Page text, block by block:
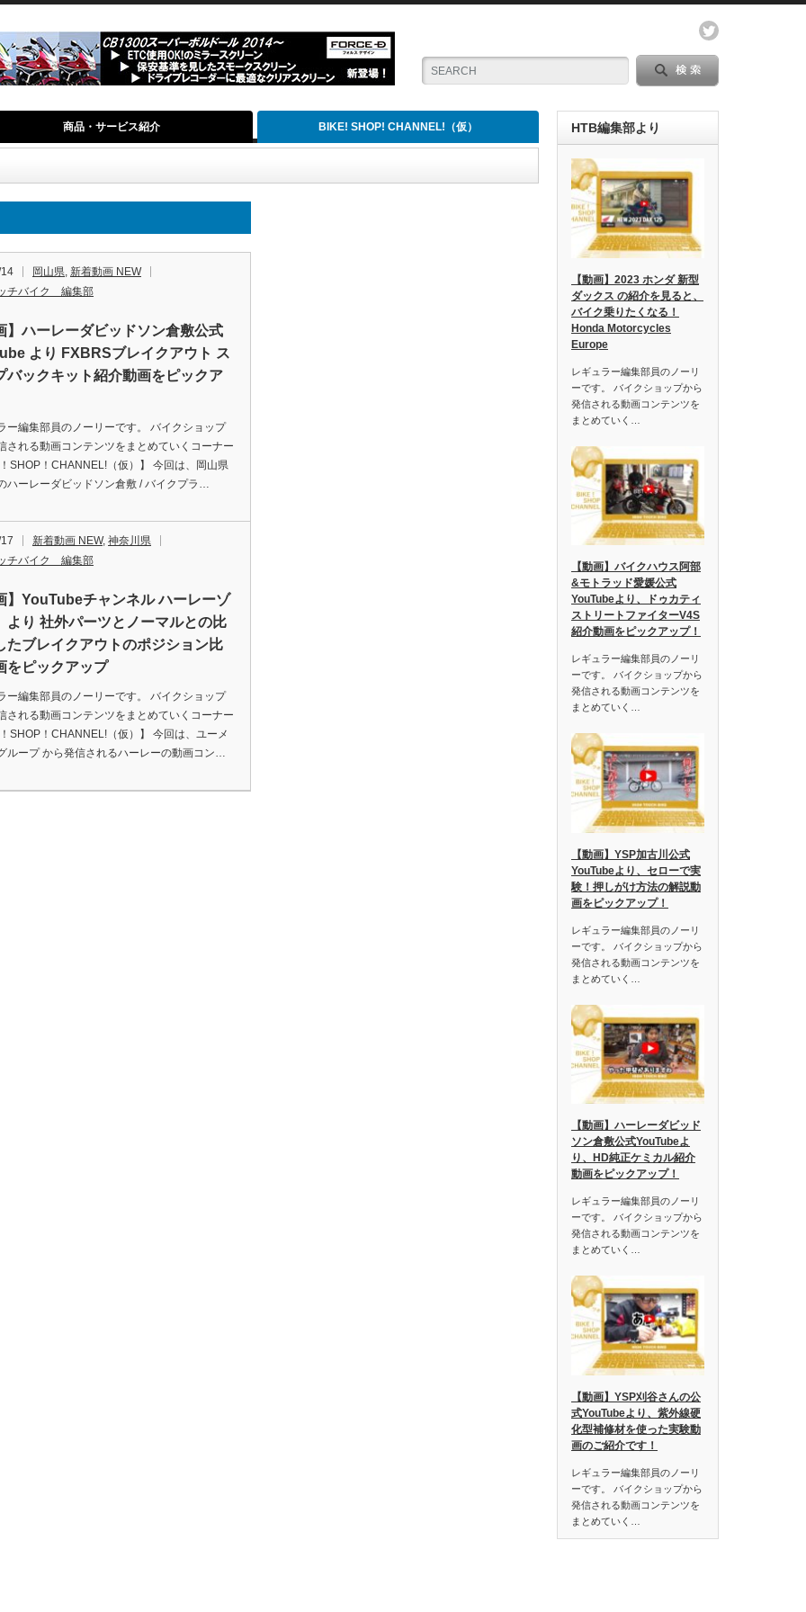
商品・サービス紹介 BIKE! SHOP! CHANNEL!（仮）
岡山県, 新着動画 NEW
チバイク 編集部
】ハーレーダビッドソン倉敷公式
より FXBRSブレイクアウト ス
バックキット紹介動画をピックア
ー編集部員のノーリーです。 バイクショップ
される動画コンテンツをまとめていくコーナー
！SHOP！CHANNEL!（仮）】 今回は、岡山県
ハーレーダビッドソン倉敷 / バイクプラ…
新着動画 NEW, 神奈川県
チバイク 編集部
】YouTubeチャンネル ハーレーゾ
り 社外パーツとノーマルとの比
たブレイクアウトのポジション比
をピックアップ
ー編集部員のノーリーです。 バイクショップ
される動画コンテンツをまとめていくコーナー
！SHOP！CHANNEL!（仮）】 今回は、ユーメ
ループ から発信されるハーレーの動画コン…
HTB編集部より
【動画】2023 ホンダ 新型
ダックス の紹介を見ると、
バイク乗りたくなる！
Honda Motorcycles
Europe
レギュラー編集部員のノーリ
ーです。 バイクショップから
発信される動画コンテンツを
まとめていく…
【動画】バイクハウス阿部
&モトラッド愛媛公式
YouTubeより、ドゥカティ
ストリートファイターV4S
紹介動画をピックアップ！
レギュラー編集部員のノーリ
ーです。 バイクショップから
発信される動画コンテンツを
まとめていく…
【動画】YSP加古川公式
YouTubeより、セローで実
験！押しがけ方法の解説動
画をピックアップ！
レギュラー編集部員のノーリ
ーです。 バイクショップから
発信される動画コンテンツを
まとめていく…
【動画】ハーレーダビッド
ソン倉敷公式YouTubeよ
り、HD純正ケミカル紹介
動画をピックアップ！
レギュラー編集部員のノーリ
ーです。 バイクショップから
発信される動画コンテンツを
まとめていく…
【動画】YSP刈谷さんの公
式YouTubeより、紫外線硬
化型補修材を使った実験動
画のご紹介です！
レギュラー編集部員のノーリ
ーです。 バイクショップから
発信される動画コンテンツを
まとめていく…